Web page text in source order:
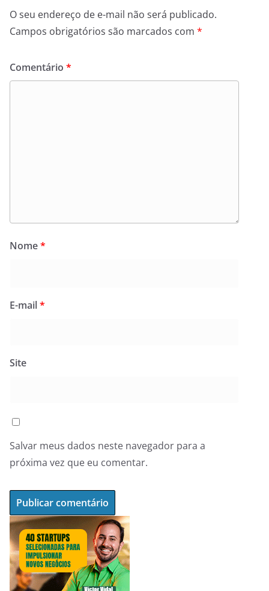
O seu endereço de e-mail não será publicado.
Campos obrigatórios são marcados com *
Comentário *
Nome*
E-mail*
Site
Salvar meus dados neste navegador para a
próxima vez que eu comentar.